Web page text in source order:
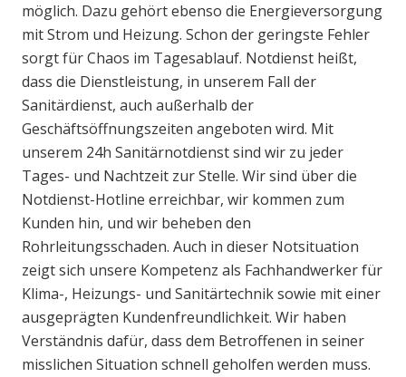
möglich. Dazu gehört ebenso die Energieversorgung
mit Strom und Heizung. Schon der geringste Fehler
sorgt für Chaos im Tagesablauf. Notdienst heißt,
dass die Dienstleistung, in unserem Fall der
Sanitärdienst, auch außerhalb der
Geschäftsöffnungszeiten angeboten wird. Mit
unserem 24h Sanitärnotdienst sind wir zu jeder
Tages- und Nachtzeit zur Stelle. Wir sind über die
Notdienst-Hotline erreichbar, wir kommen zum
Kunden hin, und wir beheben den
Rohrleitungsschaden. Auch in dieser Notsituation
zeigt sich unsere Kompetenz als Fachhandwerker für
Klima-, Heizungs- und Sanitärtechnik sowie mit einer
ausgeprägten Kundenfreundlichkeit. Wir haben
Verständnis dafür, dass dem Betroffenen in seiner
misslichen Situation schnell geholfen werden muss.